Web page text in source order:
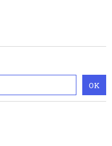
riche de
site contient des
grand nombre de